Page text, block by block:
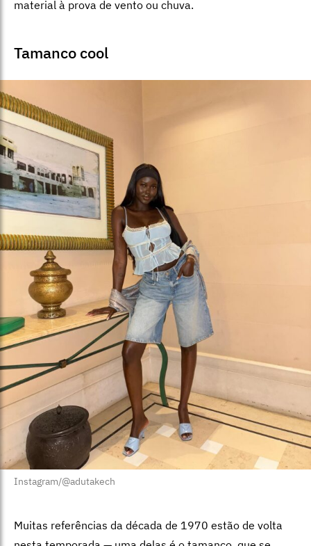
material à prova de vento ou chuva.
Tamanco cool
Instagram/@adutakech
Muitas referências da década de 1970 estão de volta